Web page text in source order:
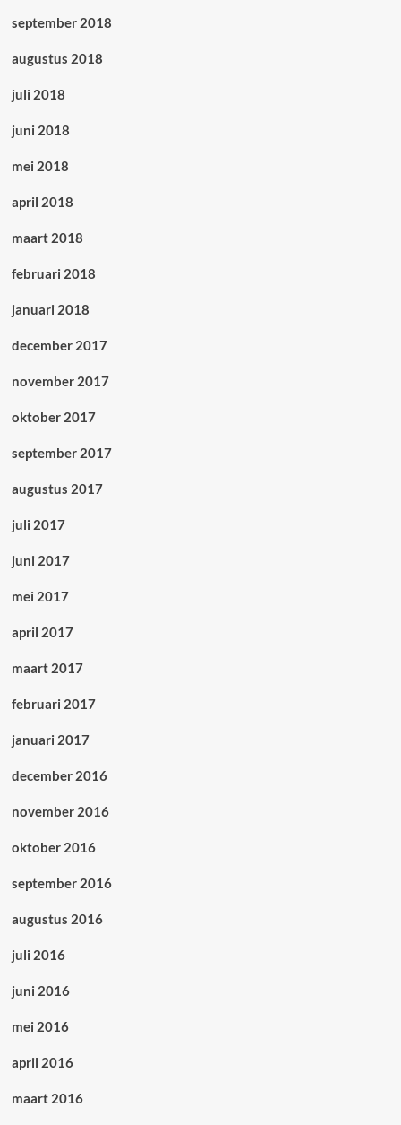
september 2018
augustus 2018
juli 2018
juni 2018
mei 2018
april 2018
maart 2018
februari 2018
januari 2018
december 2017
november 2017
oktober 2017
september 2017
augustus 2017
juli 2017
juni 2017
mei 2017
april 2017
maart 2017
februari 2017
januari 2017
december 2016
november 2016
oktober 2016
september 2016
augustus 2016
juli 2016
juni 2016
mei 2016
april 2016
maart 2016